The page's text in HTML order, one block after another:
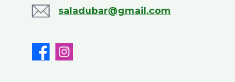
saladubar@gmail.com